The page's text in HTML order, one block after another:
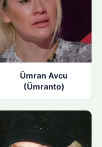
Ümran Avcu
(Ümranto)